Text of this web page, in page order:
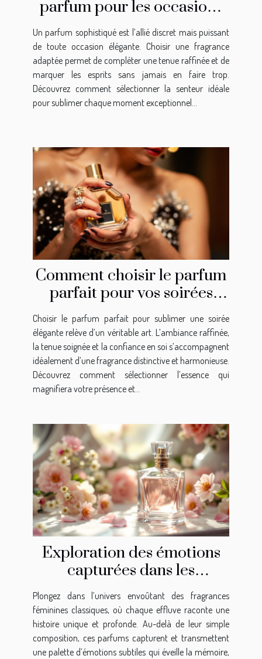
parfum pour les occasions
élégantes ?
Un parfum sophistiqué est l’allié discret mais puissant
de toute occasion élégante. Choisir une fragrance
adaptée permet de compléter une tenue raffinée et de
marquer les esprits sans jamais en faire trop.
Découvrez comment sélectionner la senteur idéale
pour sublimer chaque moment exceptionnel...
Comment choisir le parfum
parfait pour vos soirées
élégantes ?
Choisir le parfum parfait pour sublimer une soirée
élégante relève d’un véritable art. L’ambiance raffinée,
la tenue soignée et la confiance en soi s’accompagnent
idéalement d’une fragrance distinctive et harmonieuse.
Découvrez comment sélectionner l’essence qui
magnifiera votre présence et...
Exploration des émotions
capturées dans les
fragrances féminines
classiques
Plongez dans l’univers envoûtant des fragrances
féminines classiques, où chaque effluve raconte une
histoire unique et profonde. Au-delà de leur simple
composition, ces parfums capturent et transmettent
une palette d’émotions subtiles qui éveille la mémoire,